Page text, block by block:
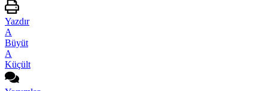
Yazdır
A
Büyüt
A
Küçült